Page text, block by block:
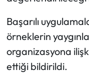
Başarılı
örneklerin
organizasyona
ettiği bildirildi.
Resmi Reklam
Sağlık